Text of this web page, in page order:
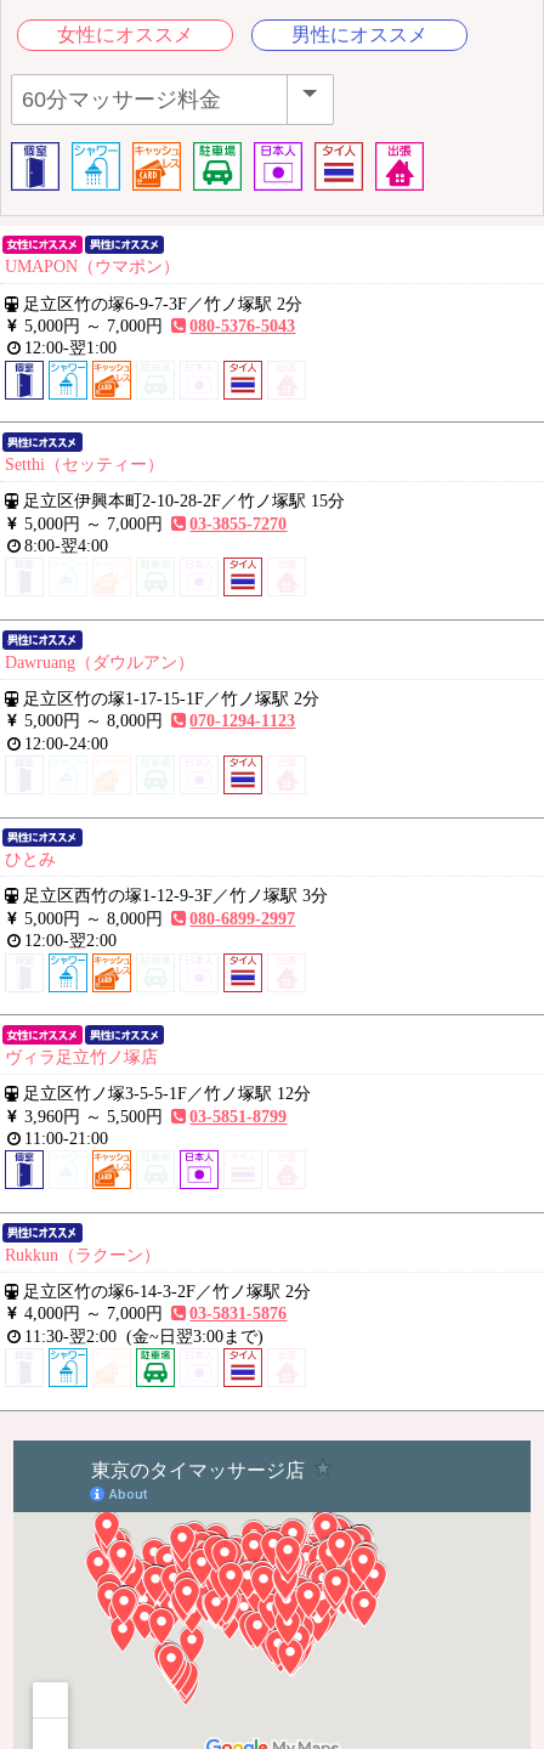
女性にオススメ 男性にオススメ
UMAPON（ウマポン）
足立区竹の塚6-9-7-3F／竹ノ塚駅 2分
5,000円 ～ 7,000円
080-5376-5043
12:00-翌1:00
Setthi（セッティー）
足立区伊興本町2-10-28-2F／竹ノ塚駅 15分
5,000円 ～ 7,000円
03-3855-7270
8:00-翌4:00
Dawruang（ダウルアン）
足立区竹の塚1-17-15-1F／竹ノ塚駅 2分
5,000円 ～8,000円
070-1294-1123
12:00-24:00
ひとみ
足立区西竹の塚1-12-9-3F／竹ノ塚駅 3分
5,000円 ～8,000円
080-6899-2997
12:00-翌2:00
ヴィラ足立竹ノ塚店
足立区竹ノ塚3-5-5-1F／竹ノ塚駅 12分
3,960円 ～5,500円
03-5851-8799
11:00-21:00
Rukkun（ラクーン）
足立区竹の塚6-14-3-2F／竹ノ塚駅 2分
4,000円 ～ 7,000円
03-5831-5876
11:30-翌2:00 (金~日翌3:00まで)